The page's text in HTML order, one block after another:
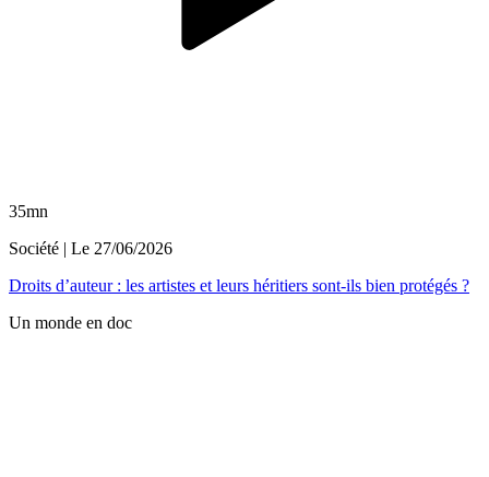
35mn
Société | Le 27/06/2026
Droits d’auteur : les artistes et leurs héritiers sont-ils bien protégés ?
Un monde en doc